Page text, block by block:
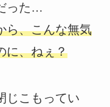
った…
ら、こんな無気
に、ねぇ？
じこもってい